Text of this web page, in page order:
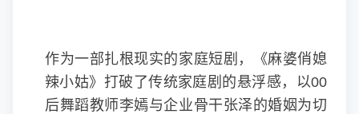
作为一部扎根现实的家庭短剧，《麻婆俏媳
辣小姑》打破了传统家庭剧的悬浮感，以00
后舞蹈教师李嫣与企业骨干张泽的婚姻为切